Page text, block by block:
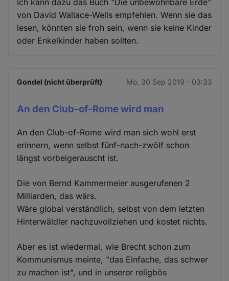
Ich kann dazu das Buch "Die unbewohnbare Erde"
von David Wallace-Wells empfehlen. Wenn sie das
lesen, könnten sie froh sein, wenn sie keine Kinder
oder Enkelkinder haben sollten.
Gondel (nicht überprüft) Mo. 30 Sep 2019 - 03:33
An den Club-of-Rome wird man
An den Club-of-Rome wird man sich wohl erst
erinnern, wenn selbst fünf-nach-zwölf schon
längst vorbeigerauscht ist.
Die von Bernd Kammermeier ausgerufenen 2
Milliarden, das wärs.
Wäre global verständlich, selbst von dem letzten
Hinterwäldler nachzuvollziehen und kostet nichts.
Aber es ist wiedermal, wie Brecht schon zum
Kommunismus meinte, "das Einfache, das schwer
zu machen ist", und in unserer religbös